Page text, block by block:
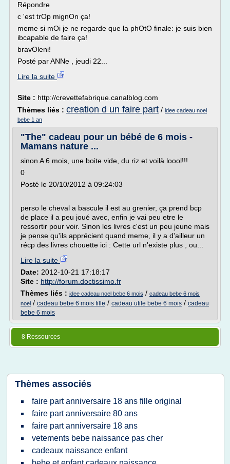
Répondre
c 'est trOp mignOn ça!
meme si mOi je ne regarde que la phOtO finale: je suis bien
ibcapable de faire ça!
bravOleni!
Posté par ANNe , jeudi 22...
Lire la suite
Site : http://crevettefabrique.canalblog.com
Thèmes liés : creation d un faire part / idee cadeau noel
bebe 1 an
"The" cadeau pour un bébé de 6 mois -
Mamans nature ...
sinon A 6 mois, une boite vide, du riz et voilà loool!!!
0
Posté le 20/10/2012 à 09:24:03
perso le cheval a bascule il est au grenier, ça prend bcp
de place il a peu joué avec, enfin je vai peu etre le
ressortir pour voir. Sinon les livres c'est un peu jeune mais
je pense qu'ils apprécient quand meme, il y a d'ailleur un
récp des livres chouette ici : Cette url n'existe plus , ou...
Lire la suite
Date: 2012-10-21 17:18:17
Site : http://forum.doctissimo.fr
Thèmes liés : idee cadeau noel bebe 6 mois / cadeau bebe 6 mois
noel / cadeau bebe 6 mois fille / cadeau utile bebe 6 mois / cadeau
bebe 6 mois
8 Ressources
Thèmes associés
faire part anniversaire 18 ans fille original
faire part anniversaire 80 ans
faire part anniversaire 18 ans
vetements bebe naissance pas cher
cadeaux naissance enfant